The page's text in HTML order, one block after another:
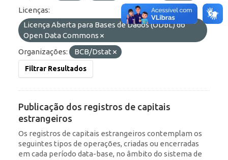
Licenças:
Licença Aberta para Bases de Dados (ODbL) do
Open Data Commons
Organizações:
BCB/Dstat
Filtrar Resultados
Publicação dos registros de capitais
estrangeiros
Os registros de capitais estrangeiros contemplam os
seguintes tipos de operações, criadas ou encerradas
em cada período data-base, no âmbito do sistema de